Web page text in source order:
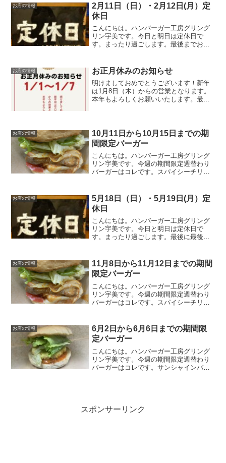
お店の情報
2月11日（日）・2月12日(月）定
休日
こんにちは。ハンバーガー工房グリング
リン宇美です。今日と明日は定休日で
す。まったり過ごします。最後までお読
ますように😊いってらっしゃい。
お店の情報 お正月休みのお知らせ
明けましておめでとうございます！新年
は1月8日（木）からの営業となります。
本年もよろしくお願いいたします。最後
ゃい。
お店の情報
10月11日から10月15日までの期
間限定バーガー
こんにちは。ハンバーガー工房グリング
リン宇美です。今週の期間限定週替わり
バーガーはコレです。スパイシーチリチ
タスをのせればトロっと流れる出るチリ
ソース。そそられる事...
お店の情報
5月18日（日）・5月19日(月）定
休日
こんにちは。ハンバーガー工房グリング
リン宇美です。今日と明日は定休日で
す。まったり過ごします。最後に最後ま
になりますように😊いってらっしゃい。
お店の情報
11月8日から11月12日までの期間
限定バーガー
こんにちは。ハンバーガー工房グリング
リン宇美です。今週の期間限定週替わり
バーガーはコレです。スパイシーチリチ
タスをのせればトロっと流れる出るチリ
ソース。そそられる事...
お店の情報
6月2日から6月6日までの期間限
定バーガー
こんにちは。ハンバーガー工房グリング
リン宇美です。今週の期間限定週替わり
バーガーはコレです。サンシャインバー
スポンサーリンク